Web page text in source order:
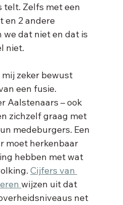
telt. Zelfs met een
en 2 andere
dat niet en dat is
niet.
zeker bewust
een fusie.
Aalstenaars – ook
zichzelf graag met
medeburgers. Een
moet herkenbaar
hebben met wat
Cijfers van
wijzen uit dat
net